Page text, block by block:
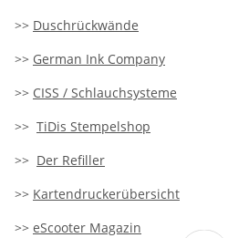
>> Duschrückwände
>> German Ink Company
>> CISS / Schlauchsysteme
>> TiDis Stempelshop
>> Der Refiller
>> Kartendruckerübersicht
>> eScooter Magazin